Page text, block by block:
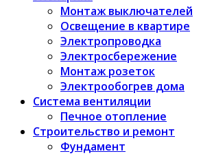
Монтаж выключателей
Освещение в квартире
Электропроводка
Электросбережение
Монтаж розеток
Электрообогрев дома
Система вентиляции
Печное отопление
Строительство и ремонт
Фундамент